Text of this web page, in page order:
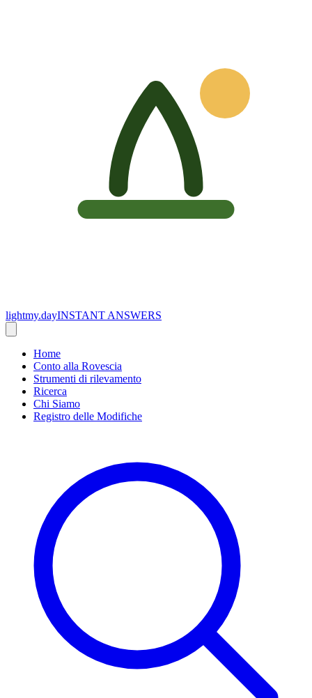
lightmy.dayINSTANT ANSWERS
Home
Conto alla Rovescia
Strumenti di rilevamento
Ricerca
Chi Siamo
Registro delle Modifiche